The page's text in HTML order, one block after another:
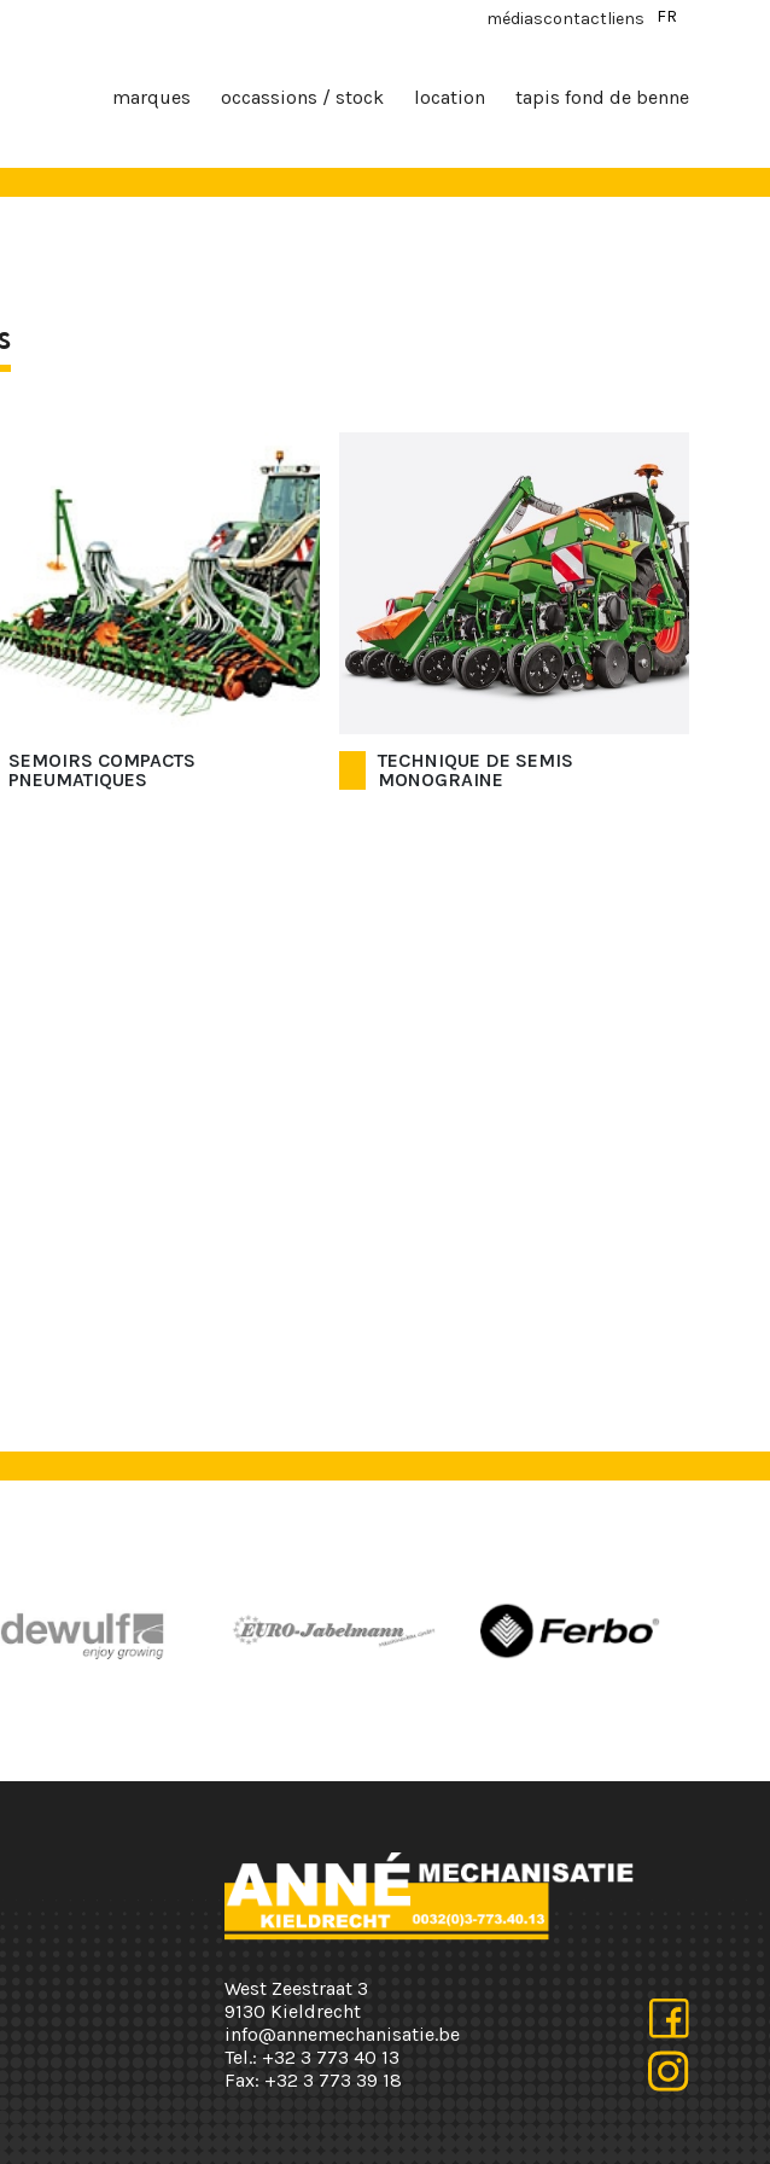
médiascontactliens FR
marques occassions / stock location tapis fond de benne
SEMOIRS COMPACTS
PNEUMATIQUES
TECHNIQUE DE SEMIS
MONOGRAINE
West Zeestraat 3
9130 Kieldrecht
info@annemechanisatie.be
Tel.: +32 3 773 40 13
Fax: +32 3 773 39 18